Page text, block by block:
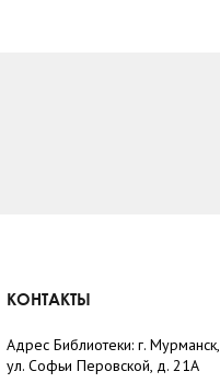
КОНТАКТЫ
Адрес Библиотеки: г. Мурманск,
ул. Софьи Перовской, д. 21А